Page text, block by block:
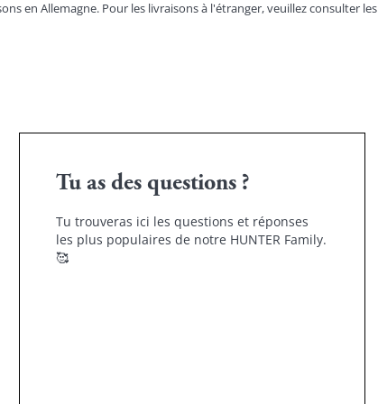
en Allemagne. Pour les livraisons à l'étranger, veuillez consulter les
Tu as des questions ?
Tu trouveras ici les questions et réponses
les plus populaires de notre HUNTER Family.
🥰